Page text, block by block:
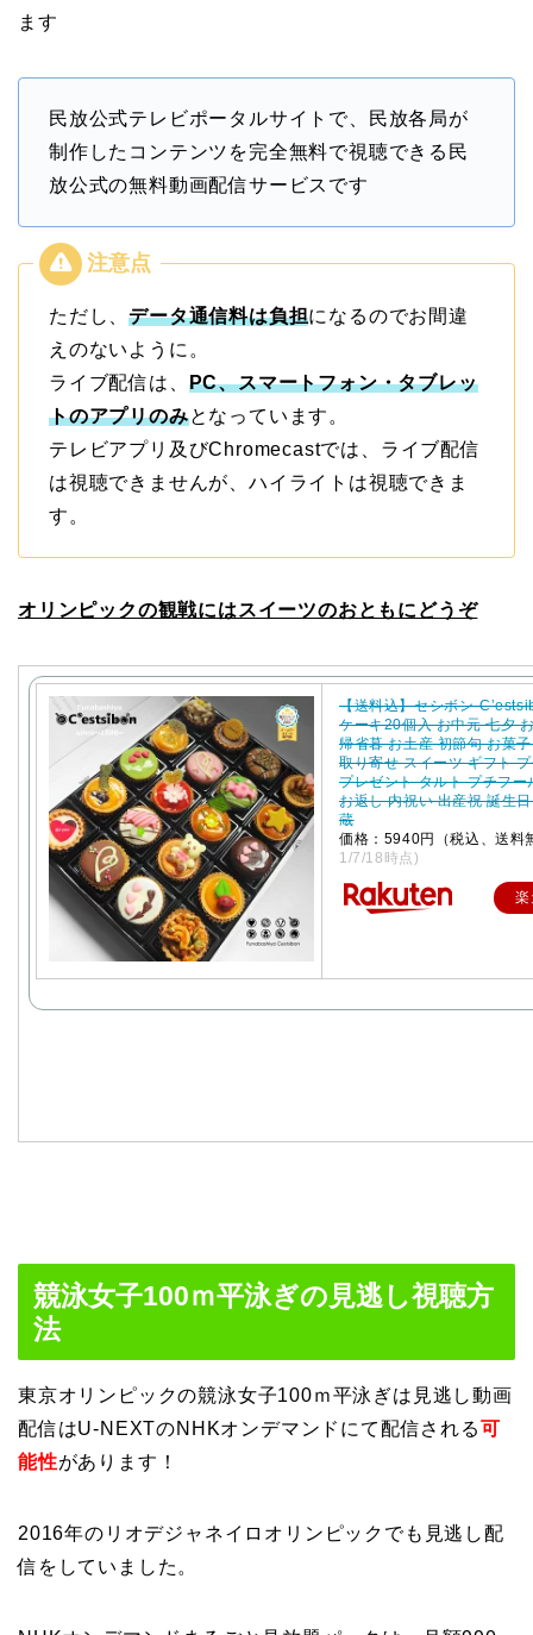
ます
民放公式テレビポータルサイトで、民放各局が
制作したコンテンツを完全無料で視聴できる民
放公式の無料動画配信サービスです
ただし、データ通信料は負担になるのでお間違
えのないように。
ライブ配信は、 PC、スマートフォン・タブレッ
トのアプリのみとなっています。
テレビアプリ及びChromecastでは、ライブ配信
は視聴できませんが、ハイライトは視聴できま
す。
オリンピックの観戦にはスイーツのおともにどうぞ
【送料込】セシボン-
ケーキ20個入 お中元 七夕
帰省暮 お土産 初節句 お菓
取り寄せ スイーツ ギフト
プレゼント タルト プチフー
お返し 内祝い 出産祝 誕生
蔵
価格：5940円（税込、送料
1/7/18時点)
競泳女子100ｍ平泳ぎの見逃し視聴方
法
東京オリンピックの競泳女子100ｍ平泳ぎは見逃し動画
配信はU-NEXTのNHKオンデマンドにて配信される可
能性があります！
2016年のリオデジャネイロオリンピックでも見逃し配
信をしていました。